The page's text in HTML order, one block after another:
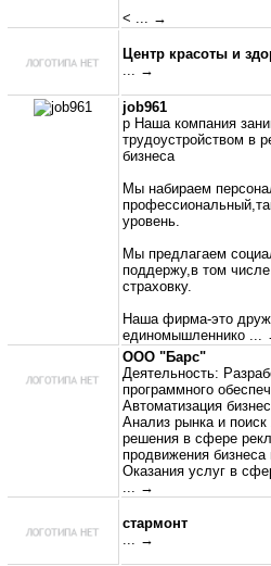
< ... →
Центр красоты и
... →
job961
p Наша компания
трудоустройством в
бизнеса
Мы набираем
уровень.
Мы предлагаем
поддержу,в том
страховку.
Наша фирма-это
единомышленнико
...
ООО "Барс"
Деятельность:
программного
Автоматизация
Анализ рынка и
решения в сфере
продвижения бизнеса
Оказания услуг в
... →
стармонт
... →